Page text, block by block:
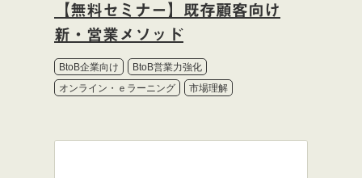
【無料セミナー】既存顧客向け
新・営業メソッド
BtoB企業向け
BtoB営業力強化
オンライン・ｅラーニング
市場理解